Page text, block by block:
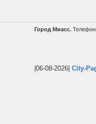
Город Миасс.
|06-08-2026| City-